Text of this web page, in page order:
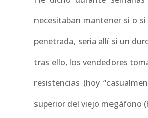
necesitaban mantener si o
penetrada, seria allí si un
tras ello, los vendedores
resistencias (hoy
superior del viejo megáfono